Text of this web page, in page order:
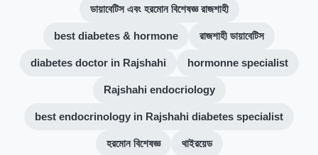
ডায়াবেটিস এবং হরমোন বিশেষজ্ঞ রাজশাহী
best diabetes & hormone রাজশাহী ডায়াবেটিস
diabetes doctor in Rajshahi hormonne specialist
Rajshahi endocriology
best endocrinology in Rajshahi diabetes specialist
হরমোন বিশেষজ্ঞ থাইরয়েড